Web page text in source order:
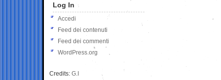
Log In
Accedi
Feed dei contenuti
Feed dei commenti
WordPress.org
Credits: G.I